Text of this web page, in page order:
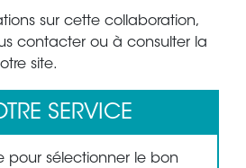
sur cette collaboration,
contacter ou à consulter la
site.
SERVICE
pour sélectionner le bon